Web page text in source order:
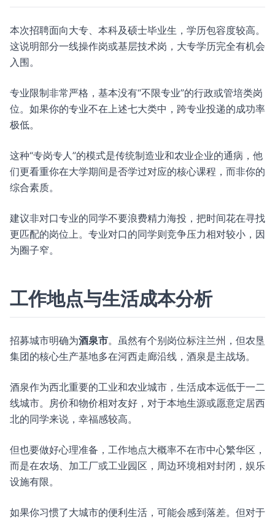
本次招聘面向大专、本科及硕士毕业生，学历包容度较高。
这说明部分一线操作岗或基层技术岗，大专学历完全有机会
入围。
专业限制非常严格，基本没有“不限专业”的行政或管培类岗
位。如果你的专业不在上述七大类中，跨专业投递的成功率
极低。
这种“专岗专人”的模式是传统制造业和农业企业的通病，他
们更看重你在大学期间是否学过对应的核心课程，而非你的
综合素质。
建议非对口专业的同学不要浪费精力海投，把时间花在寻找
更匹配的岗位上。专业对口的同学则竞争压力相对较小，因
为圈子窄。
工作地点与生活成本分析
招募城市明确为酒泉市。虽然有个别岗位标注兰州，但农垦
集团的核心生产基地多在河西走廊沿线，酒泉是主战场。
酒泉作为西北重要的工业和农业城市，生活成本远低于一二
线城市。房价和物价相对友好，对于本地生源或愿意定居西
北的同学来说，幸福感较高。
但也要做好心理准备，工作地点大概率不在市中心繁华区，
而是在农场、加工厂或工业园区，周边环境相对封闭，娱乐
设施有限。
如果你习惯了大城市的便利生活，可能会感到落差。但对于